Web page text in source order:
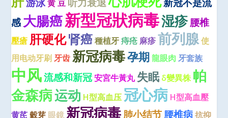
黄 豆
感大腸癌新型冠狀病毒湿疹腰椎
壓瘡 肝硬化肾癌 種植牙 痔疮 麻疹 前列腺使
用电动牙刷 牙齿 新冠病毒孕期 龍眼肉 牙套族
中风流感和新冠安宮牛黃丸 失眠 δ變異株 帕
金森病运动 H型高血压 冠心病 H型高血壓
黄芪 穀芽 眼鏡 新冠病毒肺小结节腰椎病 抗抑